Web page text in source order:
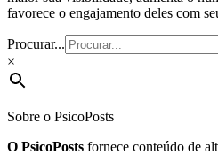
favorece o engajamento deles com
Procurar...
×
Sobre o PsicoPosts
O PsicoPosts fornece conteúdo de